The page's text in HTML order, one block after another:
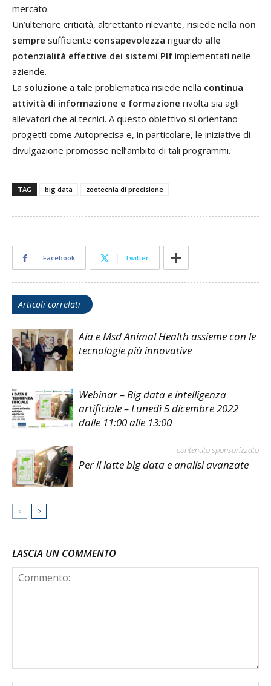
mercato.
Un’ulteriore criticità, altrettanto rilevante, risiede nella non
sempre sufficiente consapevolezza riguardo alle
potenzialità effettive dei sistemi Plf implementati nelle
aziende.
La soluzione a tale problematica risiede nella continua
attività di informazione e formazione rivolta sia agli
allevatori che ai tecnici. A questo obiettivo si orientano
progetti come Autoprecisa e, in particolare, le iniziative di
divulgazione promosse nell’ambito di tali programmi.
TAG big data zootecnia di precisione
Facebook Twitter
Articoli correlati
Aia e Msd Animal Health assieme con le
tecnologie più innovative
Webinar – Big data e intelligenza
artificiale – Lunedì 5 dicembre 2022
dalle 11:00 alle 13:00
contenuto sponsorizzato
Per il latte big data e analisi avanzate
LASCIA UN COMMENTO